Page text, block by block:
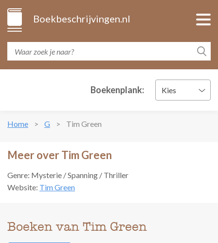
Boekbeschrijvingen.nl
Boekenplank: Kies
Home G Tim Green
Meer over Tim Green
Genre: Mysterie / Spanning / Thriller
Website: Tim Green
Boeken van Tim Green